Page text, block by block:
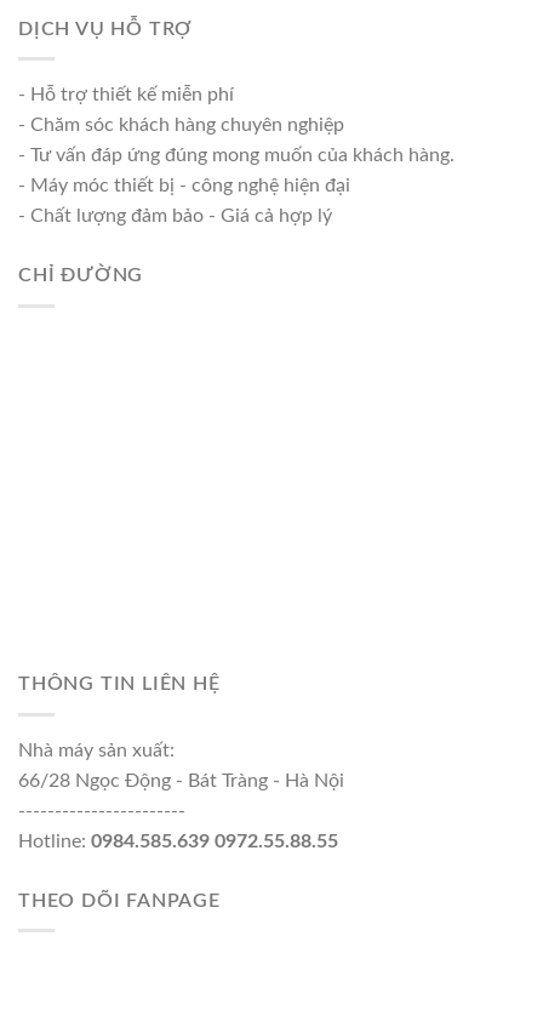
DỊCH VỤ HỖ TRỢ
- Hỗ trợ thiết kế miễn phí
- Chăm sóc khách hàng chuyên nghiệp
- Tư vấn đáp ứng đúng mong muốn của khách hàng.
- Máy móc thiết bị - công nghệ hiện đại
- Chất lượng đảm bảo - Giá cả hợp lý
CHỈ ĐƯỜNG
THÔNG TIN LIÊN HỆ
Nhà máy sản xuất:
66/28 Ngọc Động - Bát Tràng - Hà Nội
-----------------------
Hotline: 0984.585.639 0972.55.88.55
THEO DÕI FANPAGE